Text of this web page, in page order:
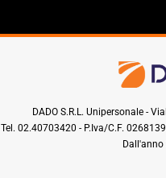
DADO S.R.L. Unipersonale -
Tel. 02.40703420 - P.Iva/C.F.